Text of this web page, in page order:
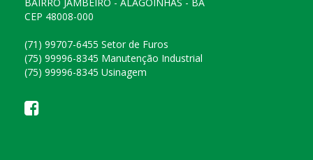
CEP 48008-000
(71) 99707-6455 Setor de Furos
(75) 99996-8345 Manutenção Industrial
(75) 99996-8345 Usinagem